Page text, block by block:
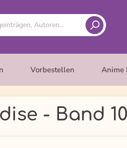
Vorbestellen Anime
- Band